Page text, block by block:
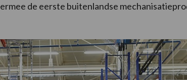
de eerste buitenlandse